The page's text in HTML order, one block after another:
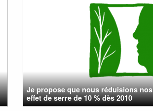
Je propose que nous réduisions
effet de serre de 10 % dès 2010